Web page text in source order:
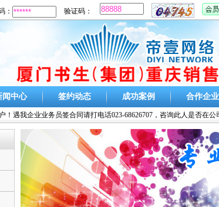
： 验证码：
闻中心 签约动态 成功案例 合作企业
！遇我企业业务员签合同请打电话023-68626707，咨询此人是否在